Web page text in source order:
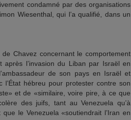
condamné par des organisations
Wiesenthal, qui l’a qualifié, dans un
Chavez concernant le comportement
l’invasion du Liban par Israël en
de son pays en Israël et
hébreu pour protester contre son
et de «similaire, voire pire, à ce que
des juifs, tant au Venezuela qu’à
le Venezuela «soutiendrait l’Iran en